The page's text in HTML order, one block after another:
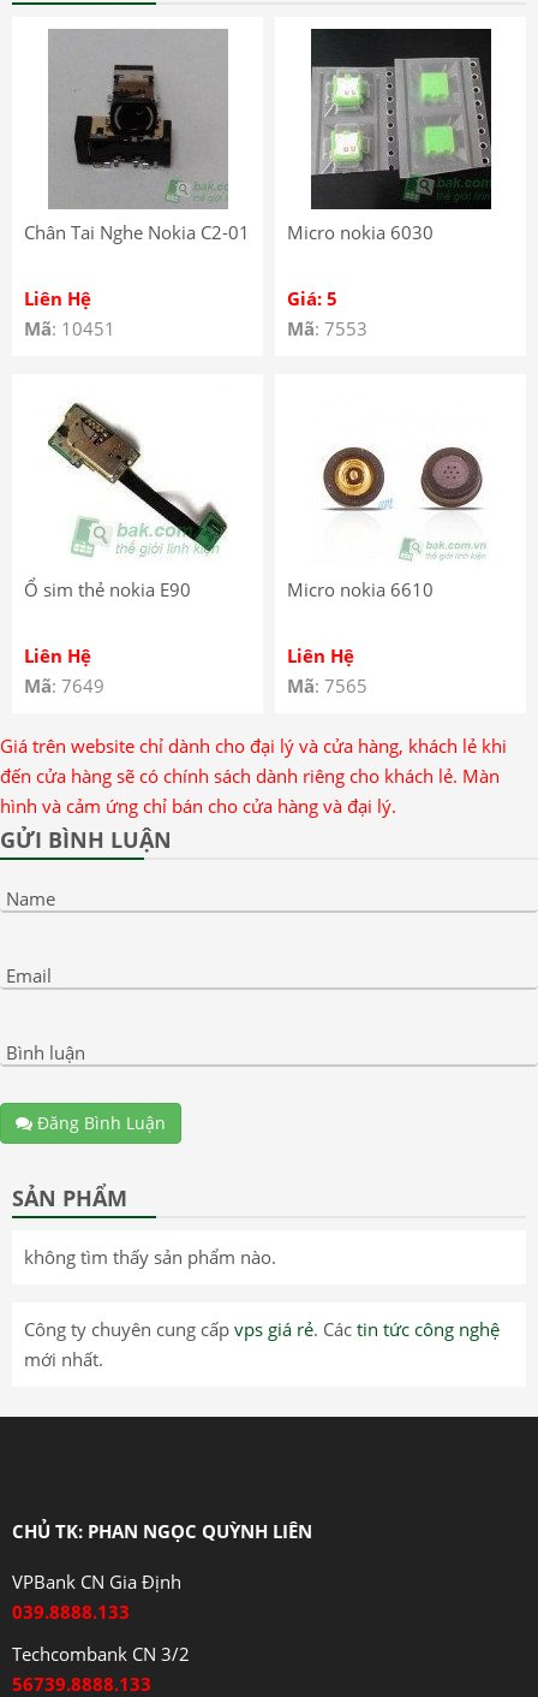
Chân Tai Nghe Nokia C2-01
Liên Hệ
Mã: 10451
Micro nokia 6030
Giá: 5
Mã: 7553
Ổ sim thẻ nokia E90
Liên Hệ
Mã: 7649
Micro nokia 6610
Liên Hệ
Mã: 7565
Giá trên website chỉ dành cho đại lý và cửa hàng, khách lẻ khi
đến cửa hàng sẽ có chính sách dành riêng cho khách lẻ. Màn
hình và cảm ứng chỉ bán cho cửa hàng và đại lý.
GỬI BÌNH LUẬN
Name
Email
Bình luận
Đăng Bình Luận
SẢN PHẨM
không tìm thấy sản phẩm nào.
Công ty chuyên cung cấp vps giá rẻ. Các tin tức công nghệ
mới nhất.
CHỦ TK: PHAN NGỌC QUỲNH LIÊN
VPBank CN Gia Định
039.8888.133
Techcombank CN 3/2
56739.8888.133